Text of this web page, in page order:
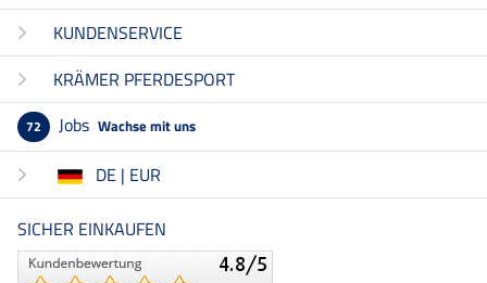
KUNDENSERVICE
KRÄMER PFERDESPORT
72 Jobs Wachse mit uns
DE | EUR
SICHER EINKAUFEN